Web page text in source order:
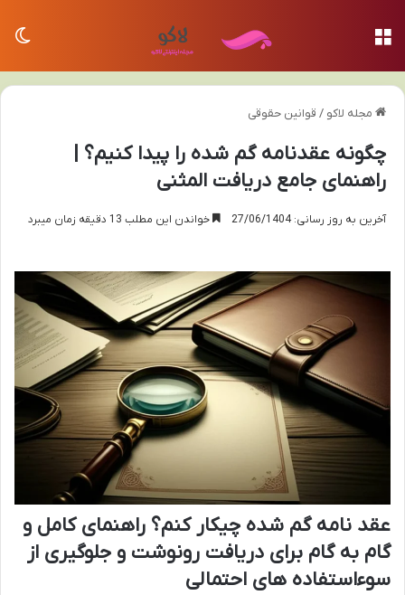
مجله لاکو / قوانین حقوقی
چگونه عقدنامه گم شده را پیدا کنیم؟ |
راهنمای جامع دریافت المثنی
آخرین به روز رسانی: 27/06/1404 خواندن این مطلب 13 دقیقه زمان میبرد
عقد نامه گم شده چیکار کنم؟ راهنمای کامل و
گام به گام برای دریافت رونوشت و جلوگیری از
سوءاستفاده های احتمالی